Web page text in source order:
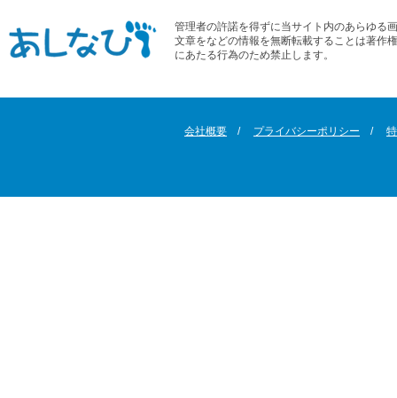
管理者の許諾を得ずに当サイト内のあらゆる
文章をなどの情報を無断転載することは著作
にあたる行為のため禁止します。
会社概要 プライバシーポリシー